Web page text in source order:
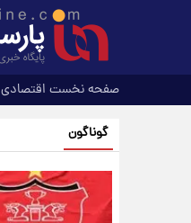
صفحه نخست اقتصادی
گوناگون